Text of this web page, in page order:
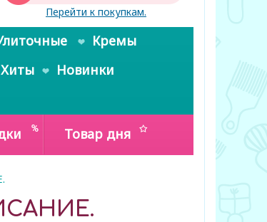
Перейти к покупкам.
Кремы
Хиты
Новинки
Товар дня